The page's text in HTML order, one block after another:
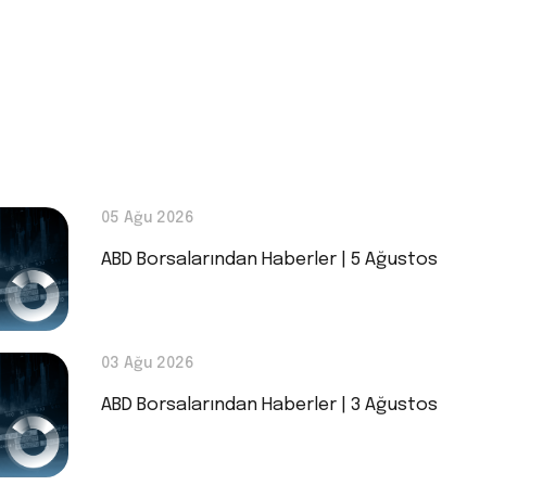
05 Ağu 2026
ABD Borsalarından Haberler | 5 Ağustos
03 Ağu 2026
ABD Borsalarından Haberler | 3 Ağustos